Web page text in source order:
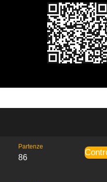
Partenze
86